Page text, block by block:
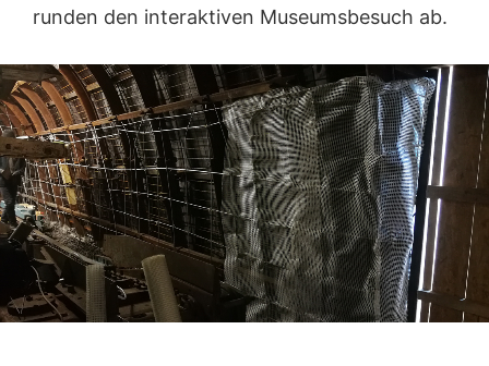
runden den interaktiven Museumsbesuch ab.